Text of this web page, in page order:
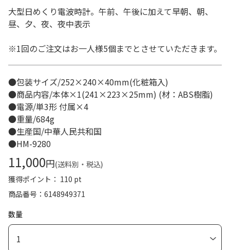
大型日めくり電波時計。午前、午後に加えて早朝、朝、
昼、夕、夜、夜中表示
※1回のご注文はお一人様5個までとさせていただきます。
●包装サイズ/252×240×40mm(化粧箱入)
●商品内容/本体×1(241×223×25mm) (材：ABS樹脂)
●電源/単3形 付属×4
●重量/684g
●生産国/中華人民共和国
●HM-9280
11,000円(送料別・税込)
獲得ポイント： 110 pt
商品番号
6148949371
数量
1